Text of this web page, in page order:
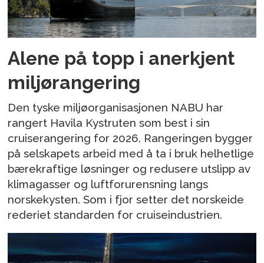
Alene på topp i anerkjent
miljørangering
Den tyske miljøorganisasjonen NABU har
rangert Havila Kystruten som best i sin
cruiserangering for 2026. Rangeringen bygger
på selskapets arbeid med å ta i bruk helhetlige
bærekraftige løsninger og redusere utslipp av
klimagasser og luftforurensning langs
norskekysten. Som i fjor setter det norskeide
rederiet standarden for cruiseindustrien.